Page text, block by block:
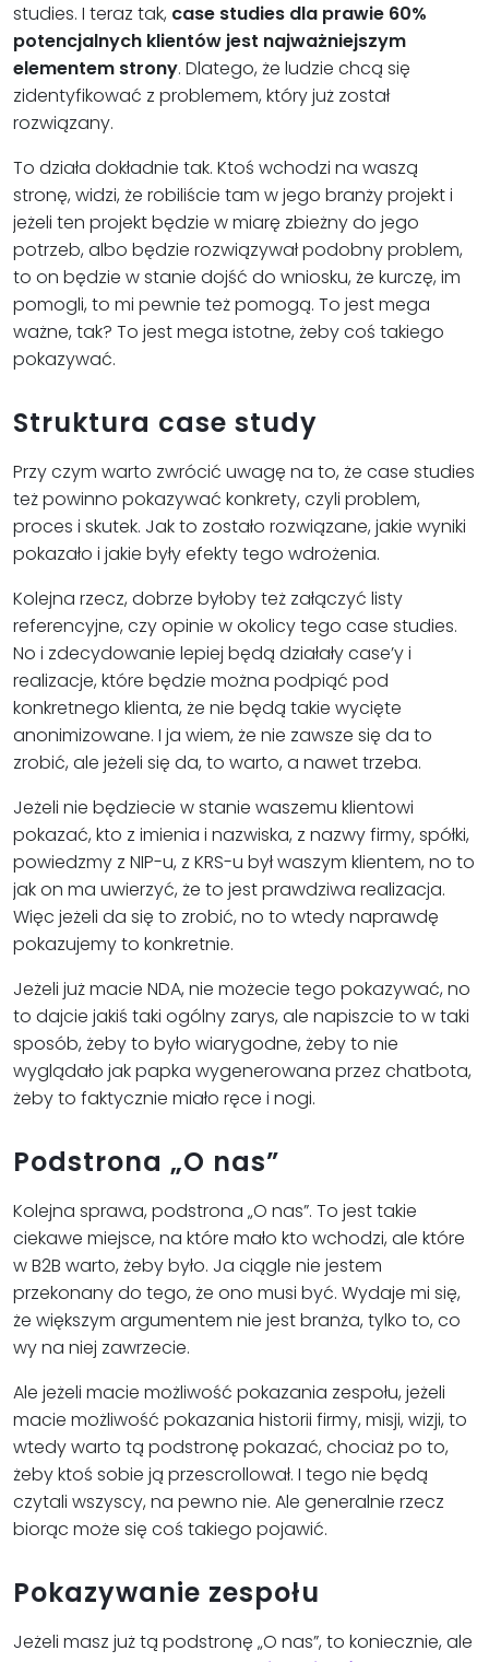
studies. I teraz tak, case studies dla prawie 60%
potencjalnych klientów jest najważniejszym
elementem strony. Dlatego, że ludzie chcą się
zidentyfikować z problemem, który już został
rozwiązany.
To działa dokładnie tak. Ktoś wchodzi na waszą
stronę, widzi, że robiliście tam w jego branży projekt i
jeżeli ten projekt będzie w miarę zbieżny do jego
potrzeb, albo będzie rozwiązywał podobny problem,
to on będzie w stanie dojść do wniosku, że kurczę, im
pomogli, to mi pewnie też pomogą. To jest mega
ważne, tak? To jest mega istotne, żeby coś takiego
pokazywać.
Struktura case study
Przy czym warto zwrócić uwagę na to, że case studies
też powinno pokazywać konkrety, czyli problem,
proces i skutek. Jak to zostało rozwiązane, jakie wyniki
pokazało i jakie były efekty tego wdrożenia.
Kolejna rzecz, dobrze byłoby też załączyć listy
referencyjne, czy opinie w okolicy tego case studies.
No i zdecydowanie lepiej będą działały case’y i
realizacje, które będzie można podpiąć pod
konkretnego klienta, że nie będą takie wycięte
anonimizowane. I ja wiem, że nie zawsze się da to
zrobić, ale jeżeli się da, to warto, a nawet trzeba.
Jeżeli nie będziecie w stanie waszemu klientowi
pokazać, kto z imienia i nazwiska, z nazwy firmy, spółki,
powiedzmy z NIP-u, z KRS-u był waszym klientem, no to
jak on ma uwierzyć, że to jest prawdziwa realizacja.
Więc jeżeli da się to zrobić, no to wtedy naprawdę
pokazujemy to konkretnie.
Jeżeli już macie NDA, nie możecie tego pokazywać, no
to dajcie jakiś taki ogólny zarys, ale napiszcie to w taki
sposób, żeby to było wiarygodne, żeby to nie
wyglądało jak papka wygenerowana przez chatbota,
żeby to faktycznie miało ręce i nogi.
Podstrona „O nas”
Kolejna sprawa, podstrona „O nas”. To jest takie
ciekawe miejsce, na które mało kto wchodzi, ale które
w B2B warto, żeby było. Ja ciągle nie jestem
przekonany do tego, że ono musi być. Wydaje mi się,
że większym argumentem nie jest branża, tylko to, co
wy na niej zawrzecie.
Ale jeżeli macie możliwość pokazania zespołu, jeżeli
macie możliwość pokazania historii firmy, misji, wizji, to
wtedy warto tą podstronę pokazać, chociaż po to,
żeby ktoś sobie ją przescrollował. I tego nie będą
czytali wszyscy, na pewno nie. Ale generalnie rzecz
biorąc może się coś takiego pojawić.
Pokazywanie zespołu
Jeżeli masz już tą podstronę „O nas”, to koniecznie, ale